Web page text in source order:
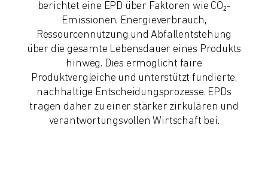
berichtet eine EPD über Faktoren wie CO₂-
Emissionen, Energieverbrauch,
Ressourcennutzung und Abfallentstehung
über die gesamte Lebensdauer eines Produkts
hinweg. Dies ermöglicht faire
Produktvergleiche und unterstützt fundierte,
nachhaltige Entscheidungsprozesse. EPDs
tragen daher zu einer stärker zirkulären und
verantwortungsvollen Wirtschaft bei.